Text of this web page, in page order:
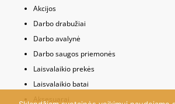
Akcijos
Darbo drabužiai
Darbo avalynė
Darbo saugos priemonės
Laisvalaikio prekės
Laisvalaikio batai
Aksesuarai